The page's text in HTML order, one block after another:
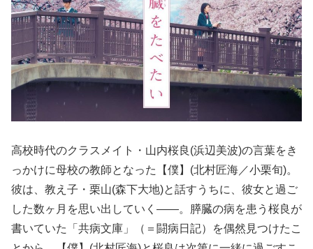
高校時代のクラスメイト・山内桜良(浜辺美波)の言葉をき
っかけに母校の教師となった【僕】(北村匠海／小栗旬)。
彼は、教え子・栗山(森下大地)と話すうちに、彼女と過ご
した数ヶ月を思い出していく――。膵臓の病を患う桜良が
書いていた「共病文庫」（＝闘病日記）を偶然見つけたこ